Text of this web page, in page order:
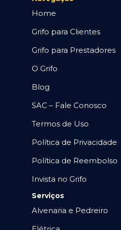
Home
Grifo para Clientes
Grifo para Prestadores
O Grifo
Blog
SAC – Fale Conosco
Termos de Uso
Política de Privacidade
Política de Reembolso
Invista no Grifo
Serviços
Alvenaria e Pedreiro